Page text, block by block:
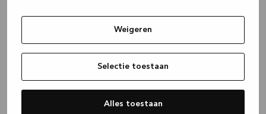
Weigeren
Selectie toestaan
Alles toestaan
(see the browser console for more
information).